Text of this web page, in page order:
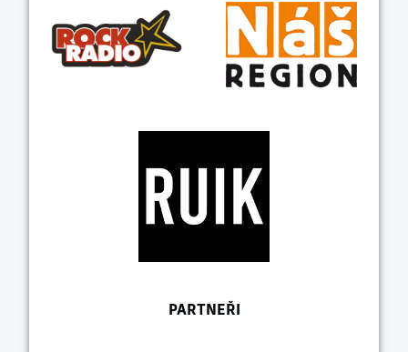
PARTNEŘI